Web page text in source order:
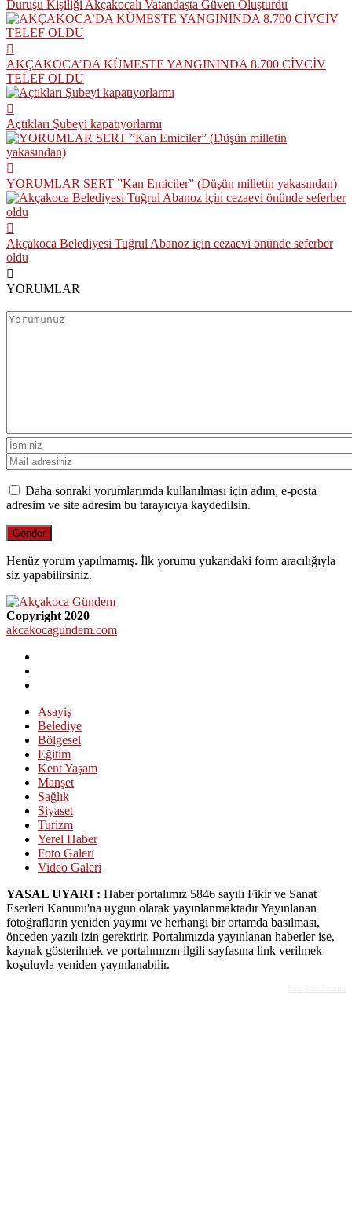
Duruşu Kişiliği Akçakocalı Vatandaşta Güven Oluşturdu
AKÇAKOCA’DA KÜMESTE YANGININDA 8.700 CİVCİV
TELEF OLDU
Açtıkları Şubeyi kapatıyorlarmı
YORUMLAR SERT ”Kan Emiciler” (Düşün milletin yakasından)
Akçakoca Belediyesi Tuğrul Abanoz için cezaevi önünde seferber
oldu
YORUMLAR
Daha sonraki yorumlarımda kullanılması için adım, e-posta
adresim ve site adresim bu tarayıcıya kaydedilsin.
Henüz yorum yapılmamış. İlk yorumu yukarıdaki form aracılığıyla
siz yapabilirsiniz.
Copyright 2020
akcakocagundem.com
Asayiş
Belediye
Bölgesel
Eğitim
Kent Yaşam
Manşet
Sağlık
Siyaset
Turizm
Yerel Haber
Foto Galeri
Video Galeri
YASAL UYARI : Haber portalımız 5846 sayılı Fikir ve Sanat
Eserleri Kanunu'na uygun olarak yayınlanmaktadır Yayınlanan
fotoğrafların yeniden yayımı ve herhangi bir ortamda basılması,
önceden yazılı izin gerektirir. Portalımızda yayınlanan haberler ise,
kaynak gösterilmek ve portalımızın ilgili sayfasına link verilmek
koşuluyla yeniden yayınlanabilir.